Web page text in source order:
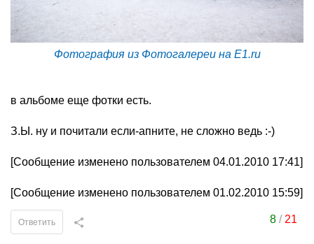
Фотография из Фотогалереи на E1.ru
в альбоме еще фотки есть.
З.Ы. ну и почитали если-апните, не сложно ведь :-)
[Сообщение изменено пользователем 04.01.2010 17:41]
[Сообщение изменено пользователем 01.02.2010 15:59]
8 / 21
Ответить